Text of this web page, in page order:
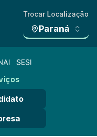
Trocar Localização
Paraná